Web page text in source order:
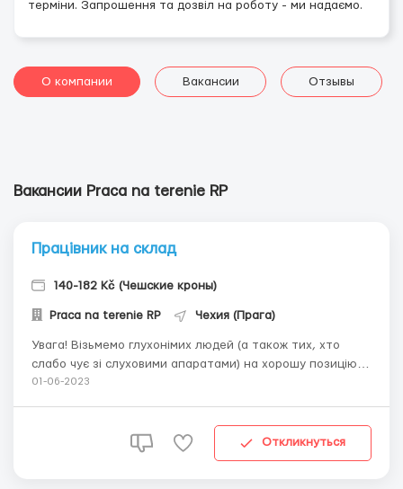
терміни. Запрошення та дозвіл на роботу - ми надаємо.
О компании Вакансии Отзывы
Вакансии Рraca na terenie RP
Працівник на склад
140-182 Kč (Чешские кроны)
Рraca na terenie RP Чехия (Прага)
Увага! Візьмемо глухонімих людей (а також тих, хто
слабо чує зі слуховими апаратами) на хорошу позицію
Логістика Опис: Вивозити на візку з ярусами вже зібрані
роботизований прод. склад роглик у ...
01-06-2023
Откликнуться